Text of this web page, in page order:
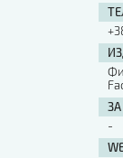
ЗА
-